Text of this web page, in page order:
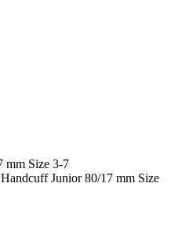
Junior 80/17 mm Size